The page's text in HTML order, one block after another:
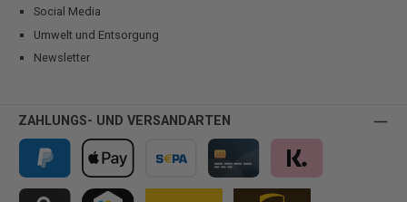
Social Media
Umwelt und Entsorgung
Newsletter
ZAHLUNGS- UND VERSANDARTEN
PayPal Apple Pay Vorkasse Kreditkarte Klarna